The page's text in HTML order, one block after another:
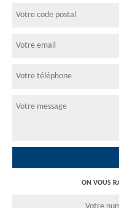
ON VOUS